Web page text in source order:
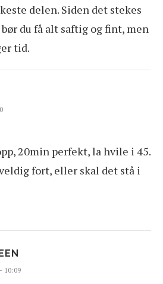
delen. Siden det stekes
bør du få alt saftig og fint, men
tid.
20min perfekt, la hvile i 45.
fort, eller skal det stå i
10:09